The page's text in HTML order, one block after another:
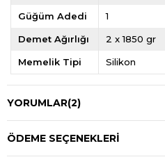
Güğüm Adedi 1
Demet Ağırlığı 2 x 1850 gr
Memelik Tipi Silikon
YORUMLAR(2)
ÖDEME SEÇENEKLERI